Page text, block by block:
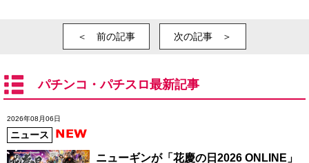
＜ 前の記事 次の記事 ＞
パチンコ・パチスロ最新記事
2026年08月06日
ニュース
ニューギンが「花慶の日2026 ONLINE」